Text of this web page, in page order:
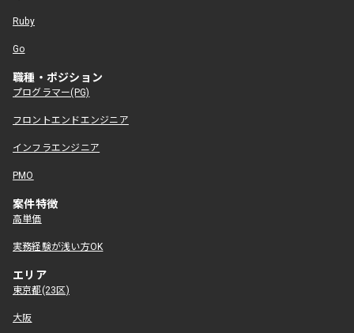
Ruby
Go
職種・ポジション
プログラマー(PG)
フロントエンドエンジニア
インフラエンジニア
PMO
案件特徴
高単価
実務経験が浅い方OK
エリア
東京都(23区)
大阪